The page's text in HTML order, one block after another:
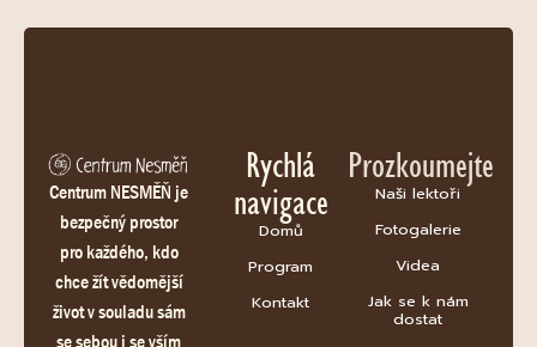
Centrum NESMĚŇ je
bezpečný prostor
pro každého, kdo
chce žít vědomější
život v souladu sám
Rychlá
navigace
Domů
Program
Kontakt
Prozkoumejte
Naši lektoři
Fotogalerie
Videa
Jak se k nám
dostat